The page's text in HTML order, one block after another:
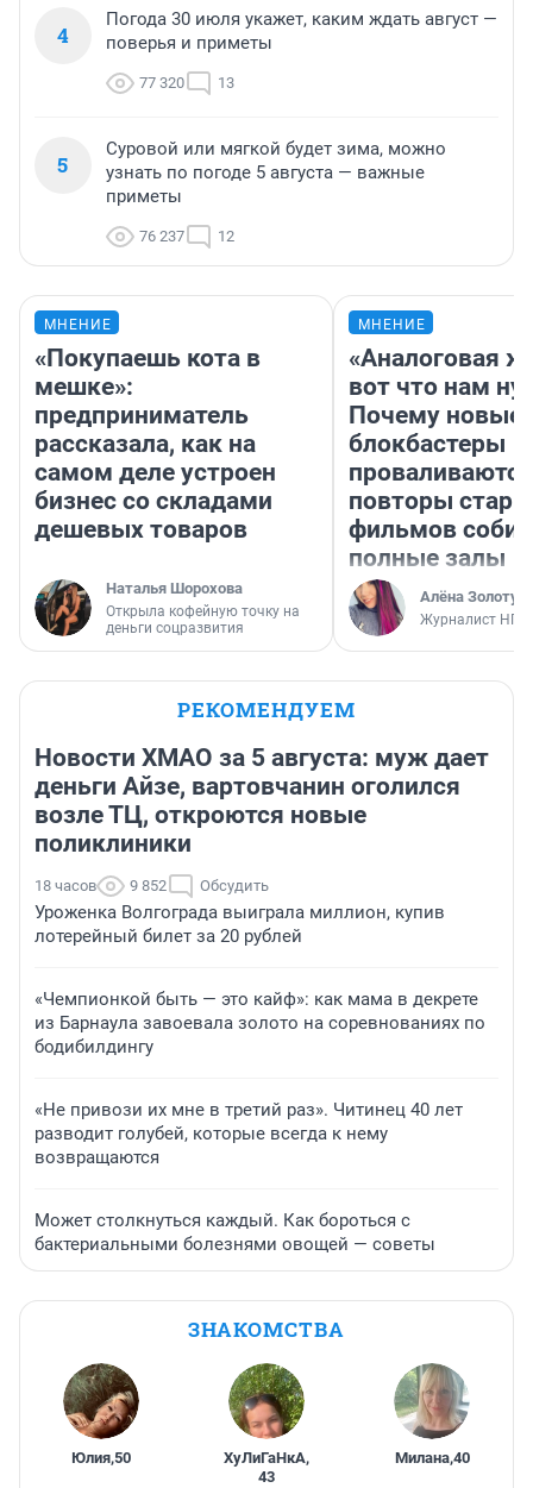
4
Погода 30 июля укажет, каким ждать август —
поверья и приметы
77 320 13
5
Суровой или мягкой будет зима, можно
узнать по погоде 5 августа — важные
приметы
76 237 12
МНЕНИЕ
«Покупаешь кота в
мешке»:
предприниматель
рассказала, как на
самом деле устроен
бизнес со складами
дешевых товаров
Наталья Шорохова
Открыла кофейную точку на
деньги соцразвития
МНЕНИЕ
«Аналоговая
вот что нам
Почему новые
блокбастеры
повторы
фильмов
полные залы
Алёна
Журналист НГС
РЕКОМЕНДУЕМ
Новости ХМАО за 5 августа: муж дает
деньги Айзе, вартовчанин оголился
возле ТЦ, откроются новые
поликлиники
18 часов 9 852 Обсудить
Уроженка Волгограда выиграла миллион, купив
лотерейный билет за 20 рублей
«Чемпионкой быть — это кайф»: как мама в декрете
из Барнаула завоевала золото на соревнованиях по
бодибилдингу
«Не привози их мне в третий раз». Читинец 40 лет
разводит голубей, которые всегда к нему
возвращаются
Может столкнуться каждый. Как бороться с
бактериальными болезнями овощей — советы
ЗНАКОМСТВА
Юлия,50 ХуЛиГаНкА,
43
Милана,40